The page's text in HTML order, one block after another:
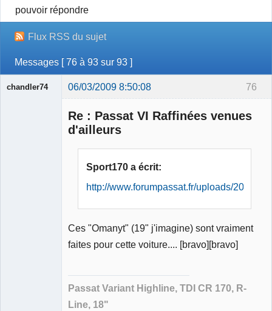
pouvoir répondre
Flux RSS du sujet
Messages [ 76 à 93 sur 93 ]
76
chandler74 06/03/2009 8:50:08
Re : Passat VI Raffinées venues
d'ailleurs
Sport170 a écrit:
http://www.forumpassat.fr/uploads/
Ces "Omanyt" (19" j'imagine) sont vraiment
faites pour cette voiture.... [bravo][bravo]
Passat Variant Highline, TDI CR 170, R-
Line, 18"